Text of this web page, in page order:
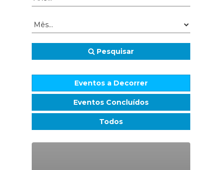
Pesquisar
Eventos a Decorrer
Eventos Concluídos
Todos